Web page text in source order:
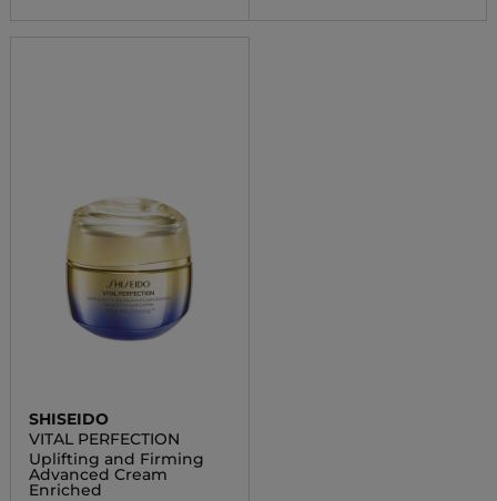
SHISEIDO
VITAL PERFECTION
Uplifting and Firming
Advanced Cream
Enriched